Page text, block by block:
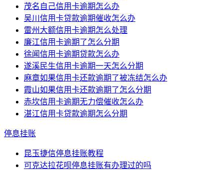
茂名自己信用卡逾期怎么办
吴川信用卡贷款逾期催收怎么办
雷州大额信用卡逾期怎么处理
廉江信用卡逾期了怎么分期
徐闻信用卡逾期贷款怎么办
遂溪民生信用卡逾期一天怎么分期
麻章如果信用卡还款逾期了被冻结怎么办
霞山如果信用卡还款逾期了怎么分期
赤坎信用卡逾期无力偿催收怎么办
湛江信用卡贷款逾期怎么分期
停息挂账
昆玉捷信停息挂账教程
可克达拉花呗停息挂账有办理过的吗